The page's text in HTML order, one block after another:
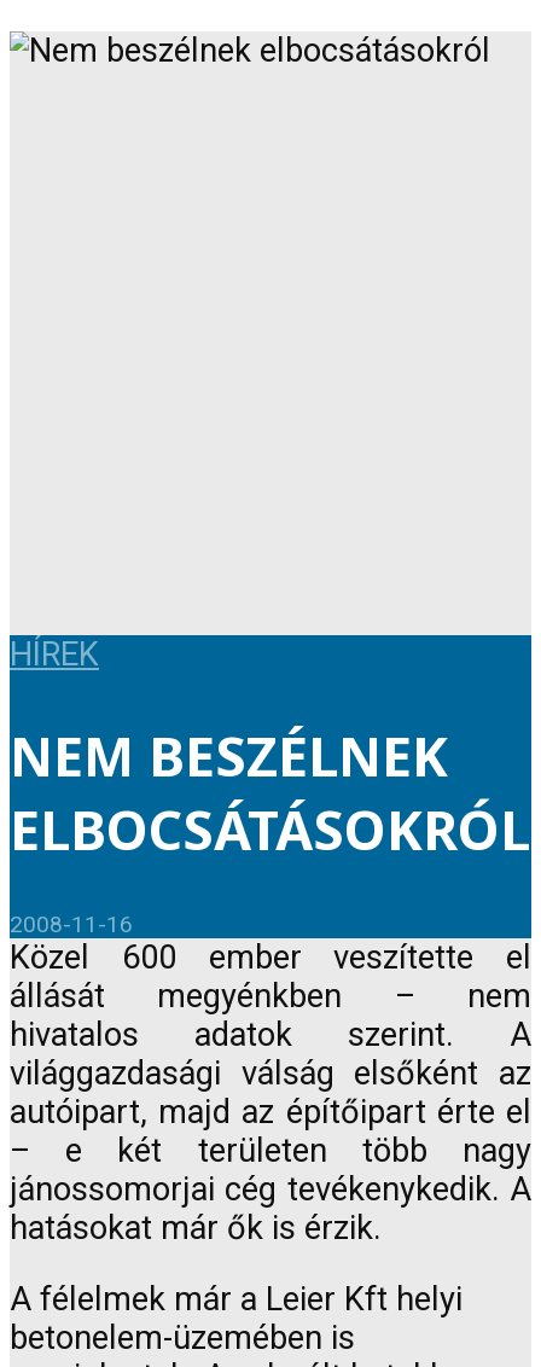
HÍREK
NEM BESZÉLNEK
ELBOCSÁTÁSOKRÓL
2008-11-16
Közel 600 ember veszítette el
állását megyénkben – nem
hivatalos adatok szerint. A
világgazdasági válság elsőként az
autóipart, majd az építőipart érte el
– e két területen több nagy
jánossomorjai cég tevékenykedik. A
hatásokat már ők is érzik.
A félelmek már a Leier Kft helyi
betonelem-üzemében is